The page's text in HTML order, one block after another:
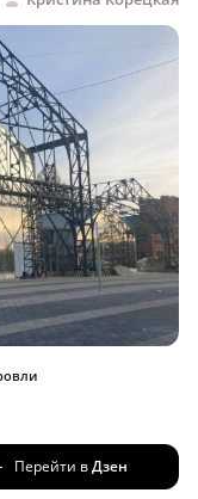
Перейти вДзен